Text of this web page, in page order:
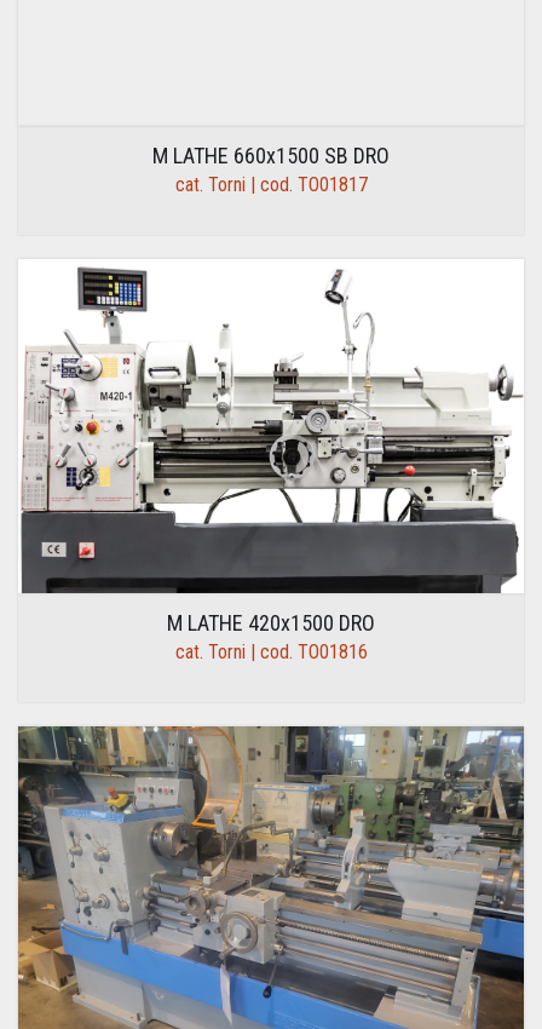
M LATHE 660x1500 SB DRO
cat. Torni | cod. TO01817
M LATHE 420x1500 DRO
cat. Torni | cod. TO01816